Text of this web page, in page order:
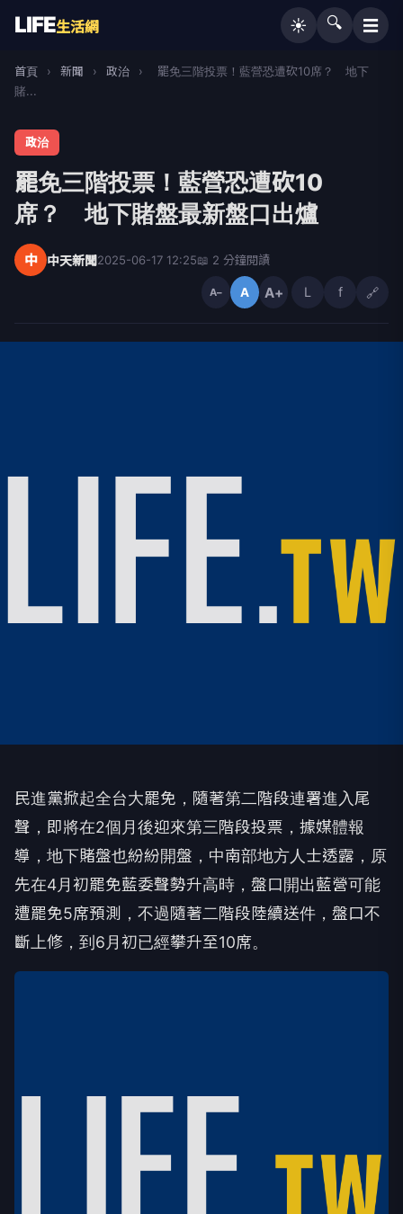
LIFE生活網 ☀️ 🔍 ☰
首頁 › 新聞 › 政治 ›
罷免三階投票！藍營恐遭砍10席？ 地下
賭...
政治
罷免三階投票！藍營恐遭砍10
席？ 地下賭盤最新盤口出爐
中 中天新聞2025-06-17 12:25📖 2 分鐘閱讀
A− A A+ L f 🔗
民進黨掀起全台大罷免，隨著第二階段連署進入尾
聲，即將在2個月後迎來第三階段投票，據媒體報
導，地下賭盤也紛紛開盤，中南部地方人士透露，原
先在4月初罷免藍委聲勢升高時，盤口開出藍營可能
遭罷免5席預測，不過隨著二階段陸續送件，盤口不
斷上修，到6月初已經攀升至10席。